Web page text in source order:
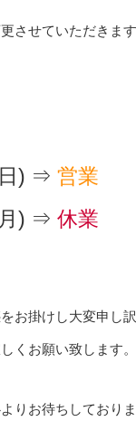
させていただきま
) ⇒ 営業
) ⇒ 休業
お掛けし大変申し
くお願い致します。
りお待ちしておりま